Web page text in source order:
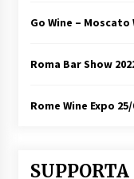
Go Wine –
Roma Bar Show
Rome Wine Expo